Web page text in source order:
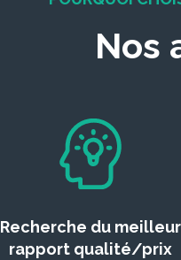
Nos
Recherche du meilleur
rapport qualité/prix